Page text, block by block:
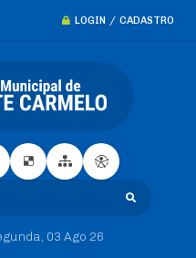
LOGIN / CADASTRO
03 Ago 26